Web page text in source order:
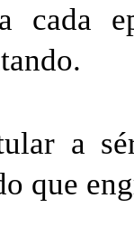
a cada
a
que